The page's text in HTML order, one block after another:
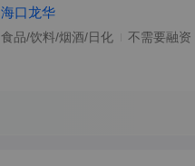
海口龙华
食品/饮料/烟酒/日化 不需要融资